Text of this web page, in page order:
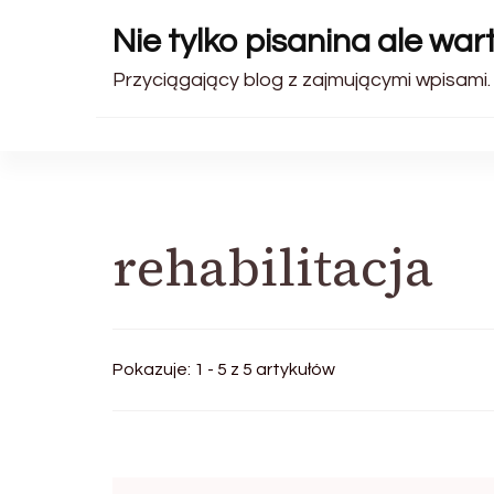
Nie tylko pisanina ale
Przyciągający blog z zajmującymi wpisami.
rehabilitacja
Pokazuje: 1 - 5 z 5 artykułów